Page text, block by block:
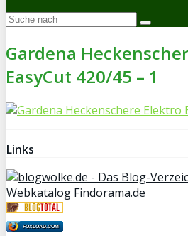
Gardena
EasyCut 420/45 – 1
Links
Webkatalog Findorama.de
FOXLOAD.COM